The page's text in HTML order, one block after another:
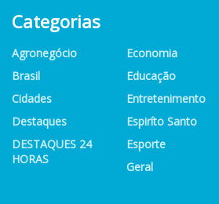
Categorias
Agronegócio
Brasil
Cidades
Destaques
DESTAQUES 24
HORAS
Economia
Educação
Entretenimento
Espiríto Santo
Esporte
Geral